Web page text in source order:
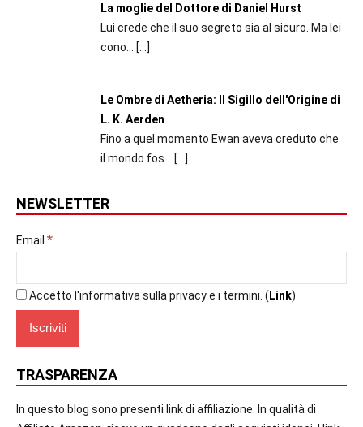
La moglie del Dottore di Daniel Hurst
Lui crede che il suo segreto sia al sicuro. Ma lei
cono...
[…]
Le Ombre di Aetheria: Il Sigillo dell'Origine di
L. K. Aerden
Fino a quel momento Ewan aveva creduto che
il mondo fos...
[…]
NEWSLETTER
Email *
Accetto l'informativa sulla privacy e i termini. ( Link)
TRASPARENZA
In questo blog sono presenti link di affiliazione. In qualità di